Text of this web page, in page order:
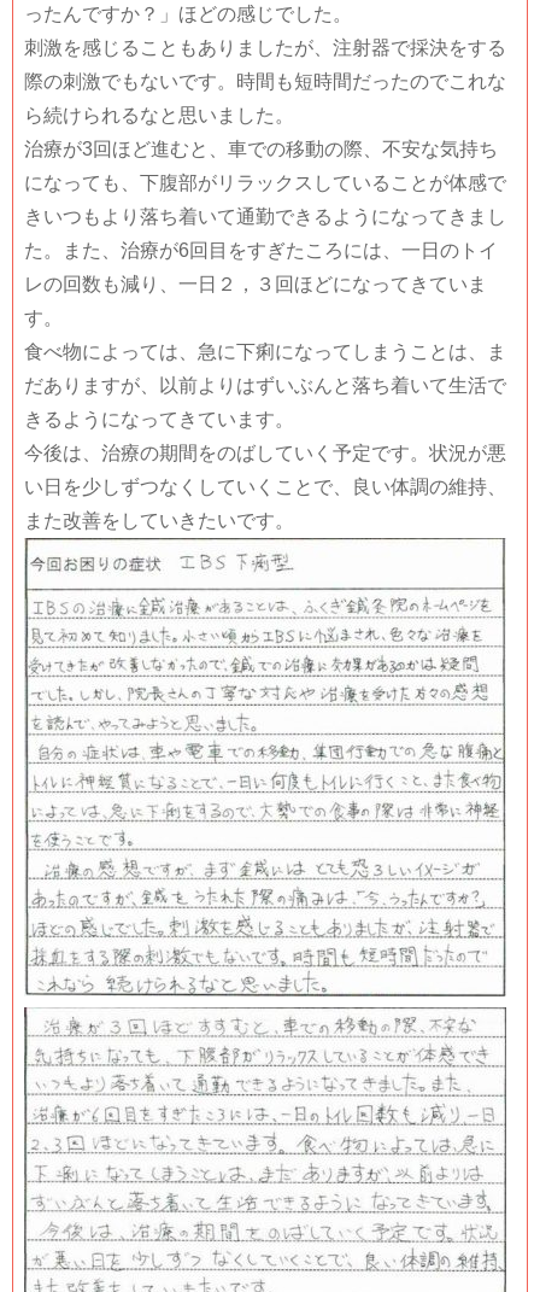
ったんですか？」ほどの感じでした。
刺激を感じることもありましたが、注射器で採決をする
際の刺激でもないです。時間も短時間だったのでこれな
ら続けられるなと思いました。
治療が3回ほど進むと、車での移動の際、不安な気持ち
になっても、下腹部がリラックスしていることが体感で
きいつもより落ち着いて通勤できるようになってきまし
た。また、治療が6回目をすぎたころには、一日のトイ
レの回数も減り、一日２，３回ほどになってきていま
す。
食べ物によっては、急に下痢になってしまうことは、ま
だありますが、以前よりはずいぶんと落ち着いて生活で
きるようになってきています。
今後は、治療の期間をのばしていく予定です。状況が悪
い日を少しずつなくしていくことで、良い体調の維持、
また改善をしていきたいです。